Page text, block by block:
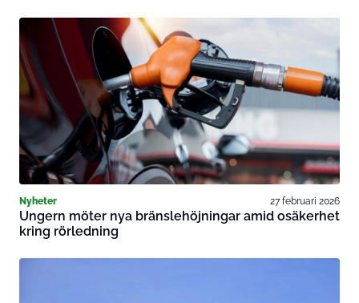
Nyheter 27 februari 2026
Ungern möter nya bränslehöjningar amid osäkerhet
kring rörledning